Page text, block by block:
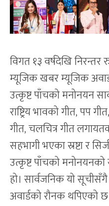
विगत १३ वर्षदेखि
म्यूजिक खबर म्यूजिक
उत्कृष्ट पाँचको मनोनयन
राष्ट्रिय भावको गीत, पप
गीत, चलचित्र गीत
सहभागी भएका स्रष्टा र
उत्कृष्ट पाँचको
हो। सार्वजनिक यो
अवार्डको रौनक थपिएको छ